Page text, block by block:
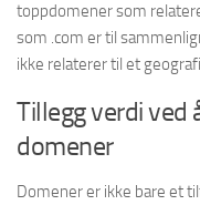
toppdomener som
som .com er til
ikke relaterer til et
Tillegg verdi ved
domener
Domener er ikke bare et